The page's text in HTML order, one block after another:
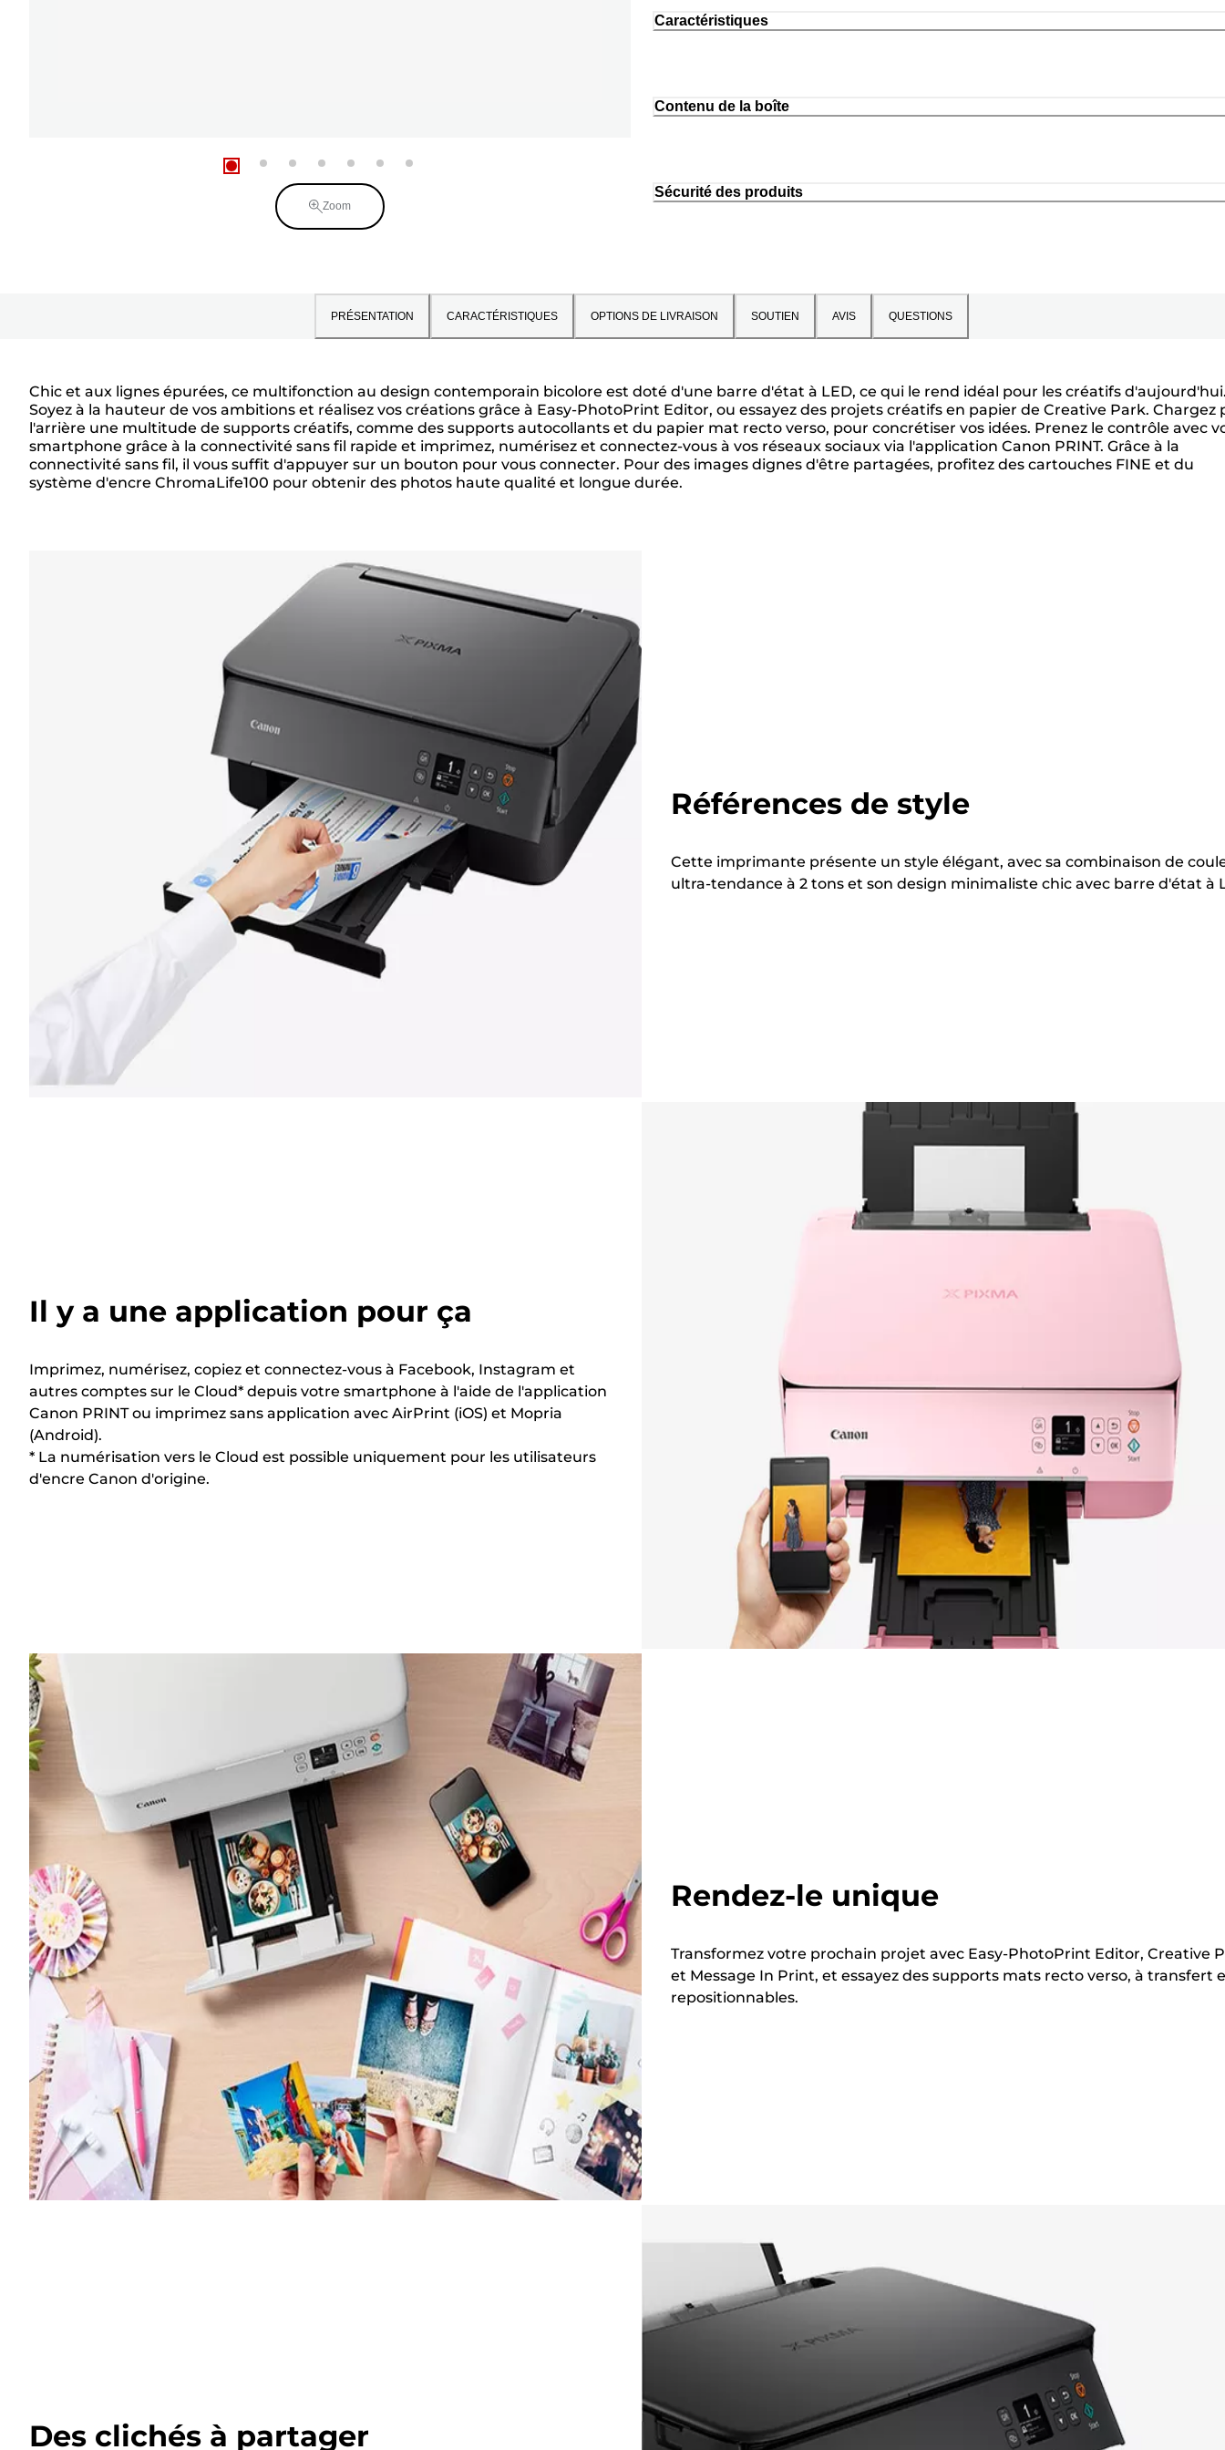
Zoom
Caractéristiques
Contenu de la boîte
Sécurité des produits
PRÉSENTATION CARACTÉRISTIQUES OPTIONS DE LIVRAISON SOUTIEN AVIS QUESTIONS
Présentation
Chic et aux lignes épurées, ce multifonction au design contemporain bicolore est doté d'une barre d'état à LED, ce qui le rend idéal pour les créatifs
Soyez à la hauteur de vos ambitions et réalisez vos créations grâce à Easy-PhotoPrint Editor, ou essayez des projets créatifs en papier de Creative Park. Chargez
l'arrière une multitude de supports créatifs, comme des supports autocollants et du papier mat recto verso, pour concrétiser vos idées. Prenez le contrôle avec
smartphone grâce à la connectivité sans fil rapide et imprimez, numérisez et connectez-vous à vos réseaux sociaux via l'application Canon PRINT. Grâce à la
connectivité sans fil, il vous suffit d'appuyer sur un bouton pour vous connecter. Pour des images dignes d'être partagées, profitez des cartouches FINE et du
système d'encre ChromaLife100 pour obtenir des photos haute qualité et longue durée.
Références de style
Cette imprimante présente un style élégant, avec sa combinaison de
ultra-tendance à 2 tons et son design minimaliste chic avec barre d'état à
Il y a une application pour ça
Imprimez, numérisez, copiez et connectez-vous à Facebook, Instagram et
autres comptes sur le Cloud* depuis votre smartphone à l'aide de l'application
Canon PRINT ou imprimez sans application avec AirPrint (iOS) et Mopria
(Android).
* La numérisation vers le Cloud est possible uniquement pour les utilisateurs
d'encre Canon d'origine.
Rendez-le unique
Transformez votre prochain projet avec Easy-PhotoPrint Editor, Creative
et Message In Print, et essayez des supports mats recto verso, à transfert
repositionnables.
Des clichés à partager